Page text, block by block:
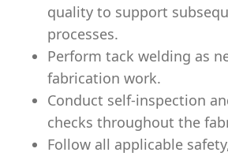
quality to support
processes.
Perform tack welding as
fabrication work.
Conduct self-inspection
checks throughout the
Follow all applicable